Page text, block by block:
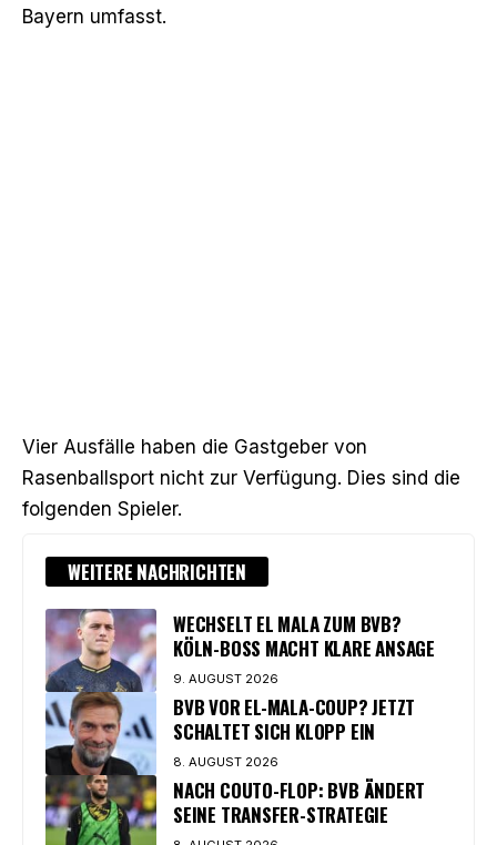
Bayern umfasst.
Vier Ausfälle haben die Gastgeber von
Rasenballsport nicht zur Verfügung. Dies sind die
folgenden Spieler.
WEITERE NACHRICHTEN
WECHSELT EL MALA ZUM BVB?
KÖLN-BOSS MACHT KLARE ANSAGE
9. AUGUST 2026
BVB VOR EL-MALA-COUP? JETZT
SCHALTET SICH KLOPP EIN
8. AUGUST 2026
NACH COUTO-FLOP: BVB ÄNDERT
SEINE TRANSFER-STRATEGIE